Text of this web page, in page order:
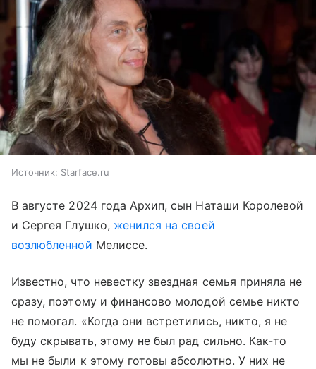
Источник: Starface.ru
В августе 2024 года Архип, сын Наташи Королевой
и Сергея Глушко, женился на своей
возлюбленной Мелиссе.
Известно, что невестку звездная семья приняла не
сразу, поэтому и финансово молодой семье никто
не помогал. «Когда они встретились, никто, я не
буду скрывать, этому не был рад сильно. Как-то
мы не были к этому готовы абсолютно. У них не